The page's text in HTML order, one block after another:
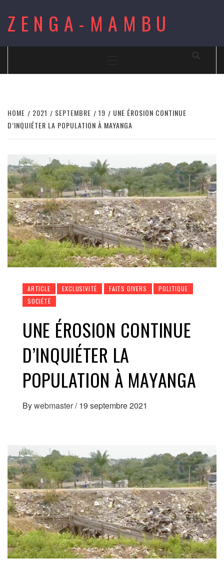
content
ZENGA-MAMBU
HOME 2021 SEPTEMBRE 19
UNE ÉROSION CONTINUE
D’INQUIÉTER LA POPULATION À MAYANGA
ARTICLE EXCLUSIVITÉ FAITS DIVERS
POLITIQUE
SOCIÉTÉ
UNE ÉROSION CONTINUE
D’INQUIÉTER LA
POPULATION À MAYANGA
Bywebmaster/ 19 septembre 2021